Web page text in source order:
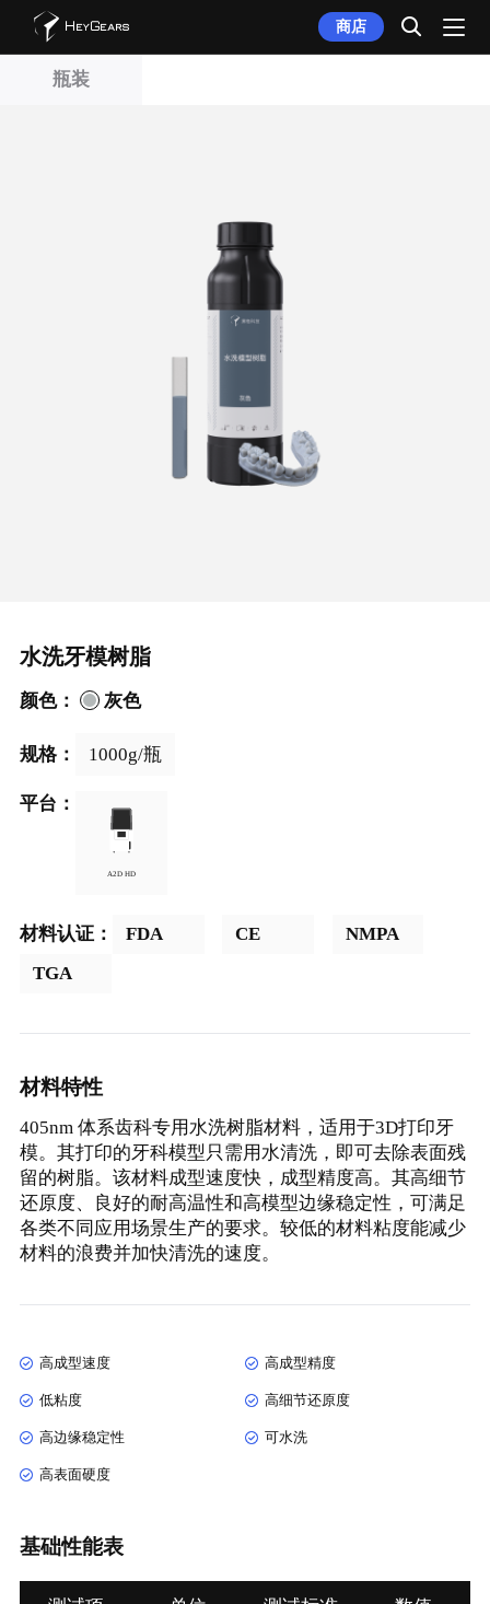
商店
瓶装
水洗牙模树脂
颜色： 灰色
规格： 1000g/瓶
平台：
A2D HD
材料认证： FDA CE
NMPA
TGA
材料特性
405nm 体系齿科专用水洗树脂材料，适用于3D打印牙
模。其打印的牙科模型只需用水清洗，即可去除表面残
留的树脂。该材料成型速度快，成型精度高。其高细节
还原度、良好的耐高温性和高模型边缘稳定性，可满足
各类不同应用场景生产的要求。较低的材料粘度能减少
材料的浪费并加快清洗的速度。
高成型速度 高成型精度
低粘度 高细节还原度
高边缘稳定性 可水洗
高表面硬度
基础性能表